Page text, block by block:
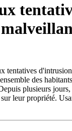
tentatives
des
plusieurs
sur leur propriété.